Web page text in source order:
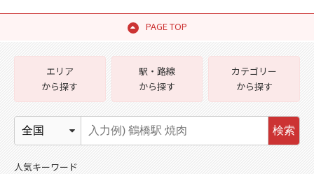
PAGE TOP
エリア
から探す
駅・路線
から探す
カテゴリー
から探す
検索
人気キーワード